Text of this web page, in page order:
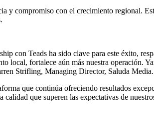
y compromiso con el crecimiento regional.
con Teads ha sido clave para este éxito,
local, fortalece aún más nuestra operación.
Strifling, Managing Director, Saluda Media.
que continúa ofreciendo resultados
que superen las expectativas de